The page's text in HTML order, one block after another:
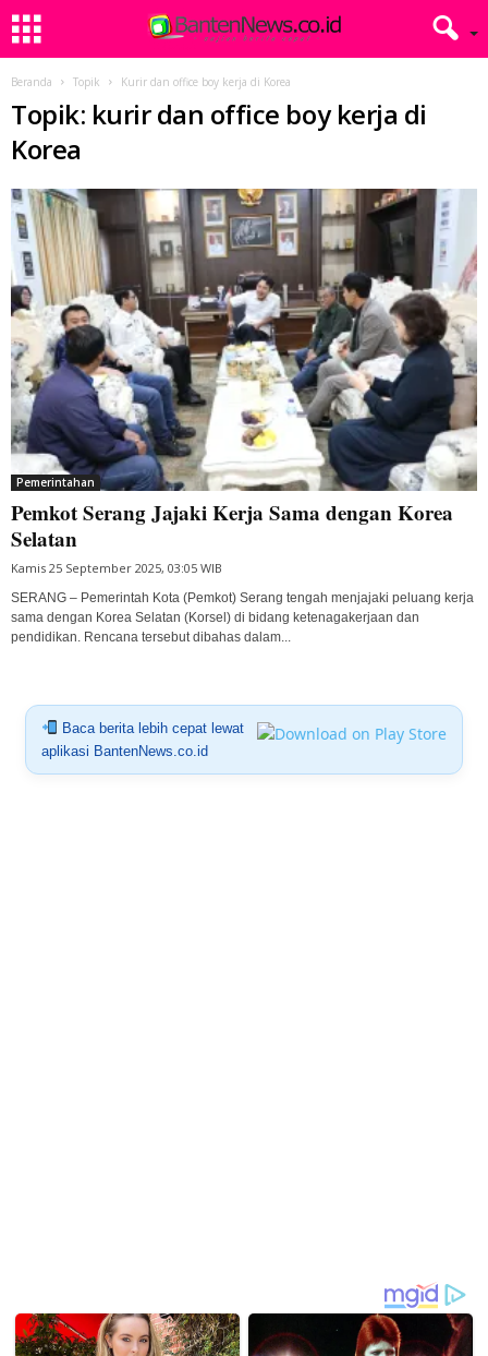
Beranda Topik Kurir dan office boy kerja di Korea
Topik: kurir dan office boy kerja di
Korea
Pemerintahan
Pemkot Serang Jajaki Kerja Sama dengan Korea
Selatan
Kamis 25 September 2025, 03:05 WIB
SERANG – Pemerintah Kota (Pemkot) Serang tengah menjajaki peluang kerja
sama dengan Korea Selatan (Korsel) di bidang ketenagakerjaan dan
pendidikan. Rencana tersebut dibahas dalam...
Baca berita lebih cepat lewat
aplikasi BantenNews.co.id